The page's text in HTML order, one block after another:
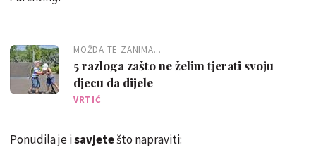
MOŽDA TE ZANIMA...
5 razloga zašto ne želim tjerati svoju
djecu da dijele
VRTIĆ
Ponudila je isavjetešto napraviti: